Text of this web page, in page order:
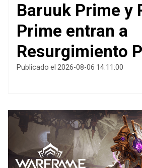
Baruuk Prime y
Prime entran a
Resurgimiento
Publicado el 2026-08-06 14:11:00